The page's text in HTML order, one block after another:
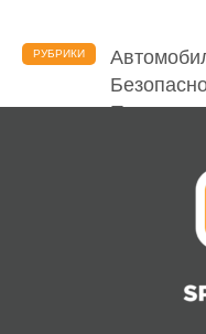
РУБРИКИ
Помощь